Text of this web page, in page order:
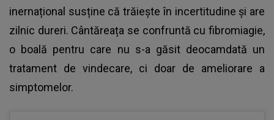
inernațional susține că trăiește în incertitudine și are
zilnic dureri. Cântăreața se confruntă cu fibromiagie,
o boală pentru care nu s-a găsit deocamdată un
tratament de vindecare, ci doar de ameliorare a
simptomelor.